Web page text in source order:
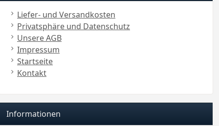
Liefer- und Versandkosten
Privatsphäre und Datenschutz
Unsere AGB
Impressum
Startseite
Kontakt
Informationen